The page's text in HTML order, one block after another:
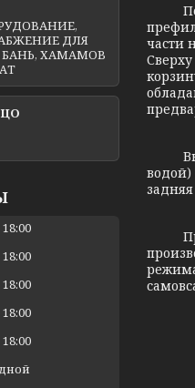
части
водой)
При
ДЛЯ
БАНЬ, ХАМАМОВ
18:00
18:00
18:00
18:00
18:00